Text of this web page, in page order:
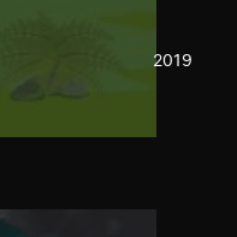
2019